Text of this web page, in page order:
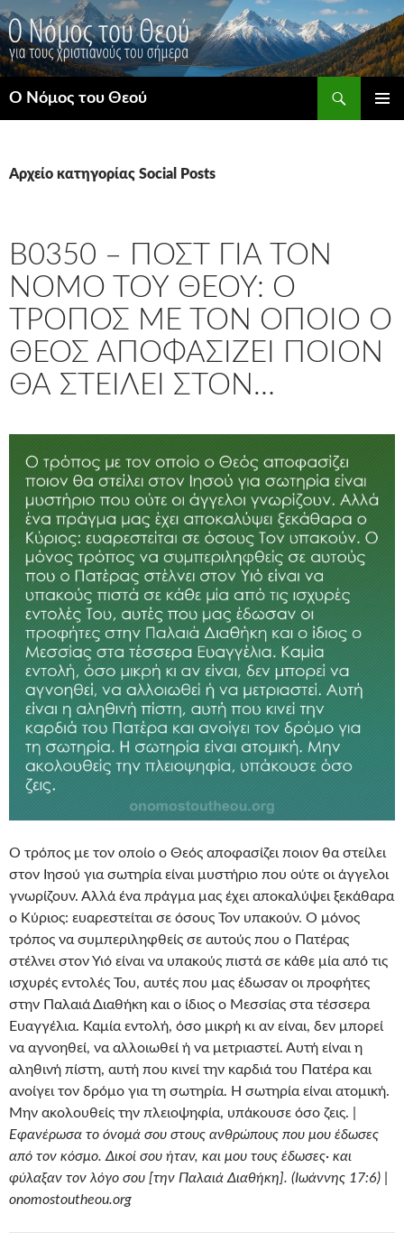
Μετάβαση
σε
περιεχόμενο
Ο Νόμος του Θεού
Αρχείο κατηγορίας Social Posts
B0350 – ΠΟΣΤ ΓΙΑ ΤΟΝ
ΝΌΜΟ ΤΟΥ ΘΕΟΎ: Ο
ΤΡΌΠΟΣ ΜΕ ΤΟΝ ΟΠΟΊΟ Ο
ΘΕΌΣ ΑΠΟΦΑΣΊΖΕΙ ΠΟΙΟΝ
ΘΑ ΣΤΕΊΛΕΙ ΣΤΟΝ…
Ο τρόπος με τον οποίο ο Θεός αποφασίζει ποιον θα στείλει
στον Ιησού για σωτηρία είναι μυστήριο που ούτε οι άγγελοι
γνωρίζουν. Αλλά ένα πράγμα μας έχει αποκαλύψει ξεκάθαρα
ο Κύριος: ευαρεστείται σε όσους Τον υπακούν. Ο μόνος
τρόπος να συμπεριληφθείς σε αυτούς που ο Πατέρας
στέλνει στον Υιό είναι να υπακούς πιστά σε κάθε μία από τις
ισχυρές εντολές Του, αυτές που μας έδωσαν οι προφήτες
στην Παλαιά Διαθήκη και ο ίδιος ο Μεσσίας στα τέσσερα
Ευαγγέλια. Καμία εντολή, όσο μικρή κι αν είναι, δεν μπορεί
να αγνοηθεί, να αλλοιωθεί ή να μετριαστεί. Αυτή είναι η
αληθινή πίστη, αυτή που κινεί την καρδιά του Πατέρα και
ανοίγει τον δρόμο για τη σωτηρία. Η σωτηρία είναι ατομική.
Μην ακολουθείς την πλειοψηφία, υπάκουσε όσο ζεις. |
Εφανέρωσα το όνομά σου στους ανθρώπους που μου έδωσες
από τον κόσμο. Δικοί σου ήταν, και μου τους έδωσες· και
φύλαξαν τον λόγο σου [την Παλαιά Διαθήκη]. (Ιωάννης 17:6) |
onomostoutheou.org